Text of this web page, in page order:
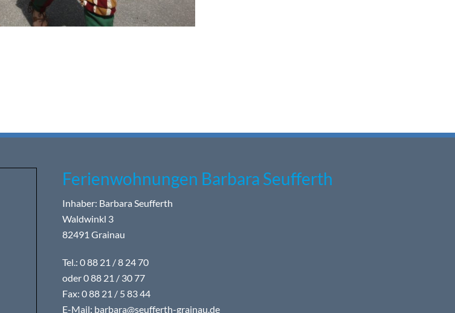
Ferienwohnungen Barbara Seufferth
Inhaber: Barbara Seufferth
Waldwinkl 3
82491 Grainau
Tel.: 0 88 21 / 8 24 70
oder 0 88 21 / 30 77
Fax: 0 88 21 / 5 83 44
E-Mail: barbara@seufferth-grainau.de